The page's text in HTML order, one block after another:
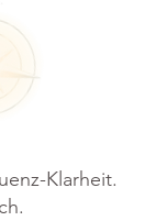
Klarheit.